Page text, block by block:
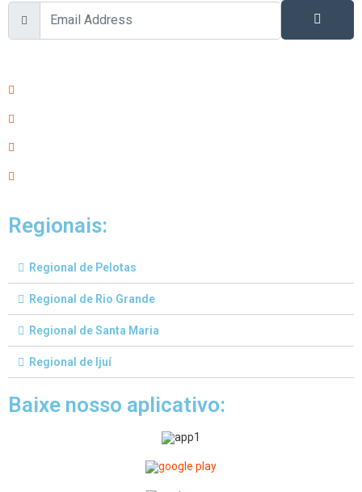
Regionais:
Regional de Pelotas
Regional de Rio Grande
Regional de Santa Maria
Regional de Ijuí
Baixe nosso aplicativo: